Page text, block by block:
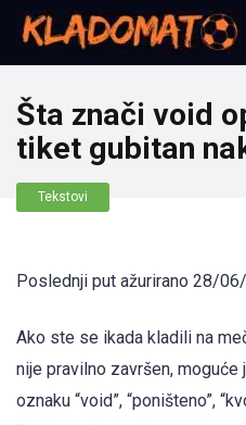
Šta znači void
tiket gubitan
Tekstovi
Poslednji put ažurirano 28/
Ako ste se ikada kladili na
nije pravilno završen,
oznaku “void”, “poništeno”,